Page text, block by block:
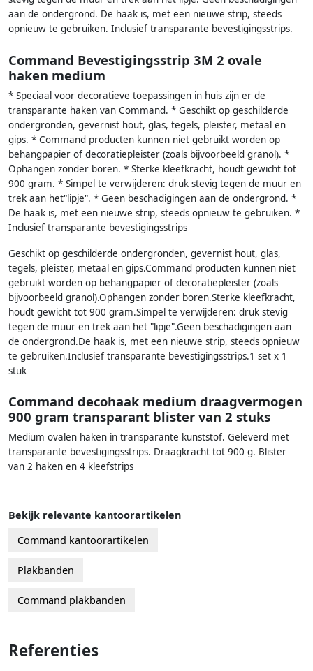
aan de ondergrond. De haak is, met een nieuwe strip, steeds
opnieuw te gebruiken. Inclusief transparante bevestigingsstrips.
Command Bevestigingsstrip 3M 2 ovale
haken medium
* Speciaal voor decoratieve toepassingen in huis zijn er de
transparante haken van Command. * Geschikt op geschilderde
ondergronden, gevernist hout, glas, tegels, pleister, metaal en
gips. * Command producten kunnen niet gebruikt worden op
behangpapier of decoratiepleister (zoals bijvoorbeeld granol). *
Ophangen zonder boren. * Sterke kleefkracht, houdt gewicht tot
900 gram. * Simpel te verwijderen: druk stevig tegen de muur en
trek aan het"lipje". * Geen beschadigingen aan de ondergrond. *
De haak is, met een nieuwe strip, steeds opnieuw te gebruiken. *
Inclusief transparante bevestigingsstrips
Geschikt op geschilderde ondergronden, gevernist hout, glas,
tegels, pleister, metaal en gips.Command producten kunnen niet
gebruikt worden op behangpapier of decoratiepleister (zoals
bijvoorbeeld granol).Ophangen zonder boren.Sterke kleefkracht,
houdt gewicht tot 900 gram.Simpel te verwijderen: druk stevig
tegen de muur en trek aan het "lipje".Geen beschadigingen aan
de ondergrond.De haak is, met een nieuwe strip, steeds opnieuw
te gebruiken.Inclusief transparante bevestigingsstrips.1 set x 1
stuk
Command decohaak medium draagvermogen
900 gram transparant blister van 2 stuks
Medium ovalen haken in transparante kunststof. Geleverd met
transparante bevestigingsstrips. Draagkracht tot 900 g. Blister
van 2 haken en 4 kleefstrips
Bekijk relevante kantoorartikelen
Command kantoorartikelen
Plakbanden
Command plakbanden
Referenties